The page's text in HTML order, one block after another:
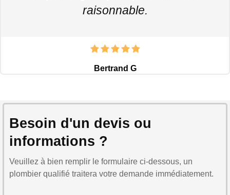
raisonnable.
Bertrand G
Besoin d'un devis ou
informations ?
Veuillez à bien remplir le formulaire ci-dessous, un
plombier qualifié traitera votre demande immédiatement.